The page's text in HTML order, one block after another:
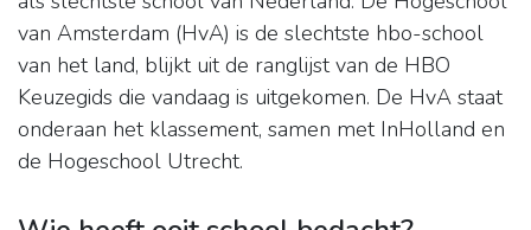
van Amsterdam (HvA) is de slechtste hbo-school
van het land, blijkt uit de ranglijst van de HBO
Keuzegids die vandaag is uitgekomen. De HvA staat
onderaan het klassement, samen met InHolland en
de Hogeschool Utrecht.